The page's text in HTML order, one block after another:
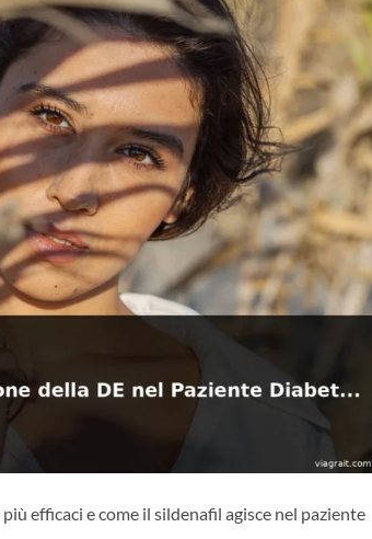
efficaci e come il sildenafil agisce nel paziente